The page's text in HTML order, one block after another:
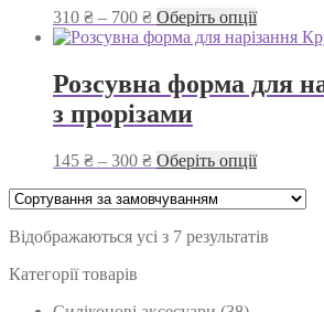
вибрати
на
сторінці
310 ₴ – 700 ₴Діапазон
цін:
310 ₴
до
700 ₴
Оберіть опціїЦей
товар
вибрати
на
сторінці
товару
Розсувна форма для
з прорізами
145 ₴ – 300 ₴Діапазон
від
до
Оберіть опціїЦей
варіантів.
Відображаються усі з 7 результатів
Категорії товарів